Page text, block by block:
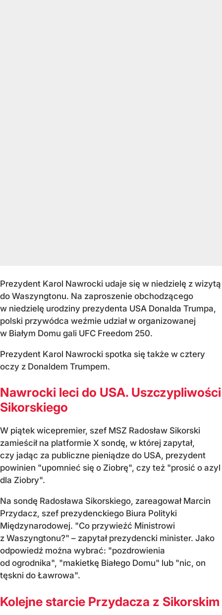
Prezydent Karol Nawrocki udaje się w niedzielę z wizytą
do Waszyngtonu. Na zaproszenie obchodzącego
w niedzielę urodziny prezydenta USA Donalda Trumpa,
polski przywódca weźmie udział w organizowanej
w Białym Domu gali UFC Freedom 250.
Prezydent Karol Nawrocki spotka się także w cztery
oczy z Donaldem Trumpem.
Nawrocki leci do USA. Uszczypliwości
Sikorskiego
W piątek wicepremier, szef MSZ Radosław Sikorski
zamieścił na platformie X sondę, w której zapytał,
czy jadąc za publiczne pieniądze do USA, prezydent
powinien "upomnieć się o Ziobrę", czy też "prosić o azyl
dla Ziobry".
Na sondę Radosława Sikorskiego, zareagował Marcin
Przydacz, szef prezydenckiego Biura Polityki
Międzynarodowej. "Co przywieźć Ministrowi
z Waszyngtonu?" – zapytał prezydencki minister. Jako
odpowiedź można wybrać: "pozdrowienia
od ogrodnika", "makietkę Białego Domu" lub "nic, on
tęskni do Ławrowa".
Kolejne starcie Przydacza z Sikorskim